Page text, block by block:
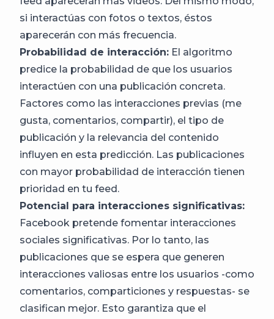
si interactúas con fotos o textos, éstos
aparecerán con más frecuencia.
Probabilidad de interacción: El algoritmo
predice la probabilidad de que los usuarios
interactúen con una publicación concreta.
Factores como las interacciones previas (me
gusta, comentarios, compartir), el tipo de
publicación y la relevancia del contenido
influyen en esta predicción. Las publicaciones
con mayor probabilidad de interacción tienen
prioridad en tu feed.
Potencial para interacciones significativas:
Facebook pretende fomentar interacciones
sociales significativas. Por lo tanto, las
publicaciones que se espera que generen
interacciones valiosas entre los usuarios -como
comentarios, comparticiones y respuestas- se
clasifican mejor. Esto garantiza que el